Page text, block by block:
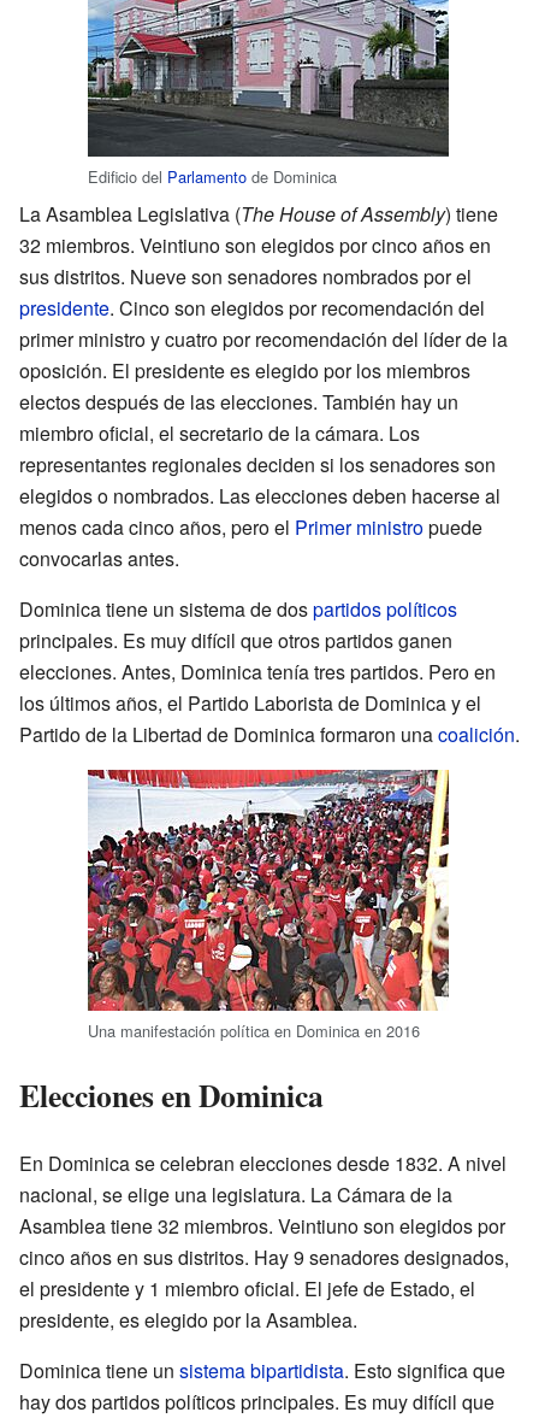
Edificio del Parlamento de Dominica
La Asamblea Legislativa (The House of Assembly) tiene
32 miembros. Veintiuno son elegidos por cinco años en
sus distritos. Nueve son senadores nombrados por el
presidente. Cinco son elegidos por recomendación del
primer ministro y cuatro por recomendación del líder de la
oposición. El presidente es elegido por los miembros
electos después de las elecciones. También hay un
miembro oficial, el secretario de la cámara. Los
representantes regionales deciden si los senadores son
elegidos o nombrados. Las elecciones deben hacerse al
menos cada cinco años, pero el Primer ministropuede
convocarlas antes.
Dominica tiene un sistema de dospartidos políticos
principales. Es muy difícil que otros partidos ganen
elecciones. Antes, Dominica tenía tres partidos. Pero en
los últimos años, el Partido Laborista de Dominica y el
Partido de la Libertad de Dominica formaron unacoalición.
Una manifestación política en Dominica en 2016
Elecciones en Dominica
En Dominica se celebran elecciones desde 1832. A nivel
nacional, se elige una legislatura. La Cámara de la
Asamblea tiene 32 miembros. Veintiuno son elegidos por
cinco años en sus distritos. Hay 9 senadores designados,
el presidente y 1 miembro oficial. El jefe de Estado, el
presidente, es elegido por la Asamblea.
Dominica tiene un sistema bipartidista. Esto significa que
hay dos partidos políticos principales. Es muy difícil que